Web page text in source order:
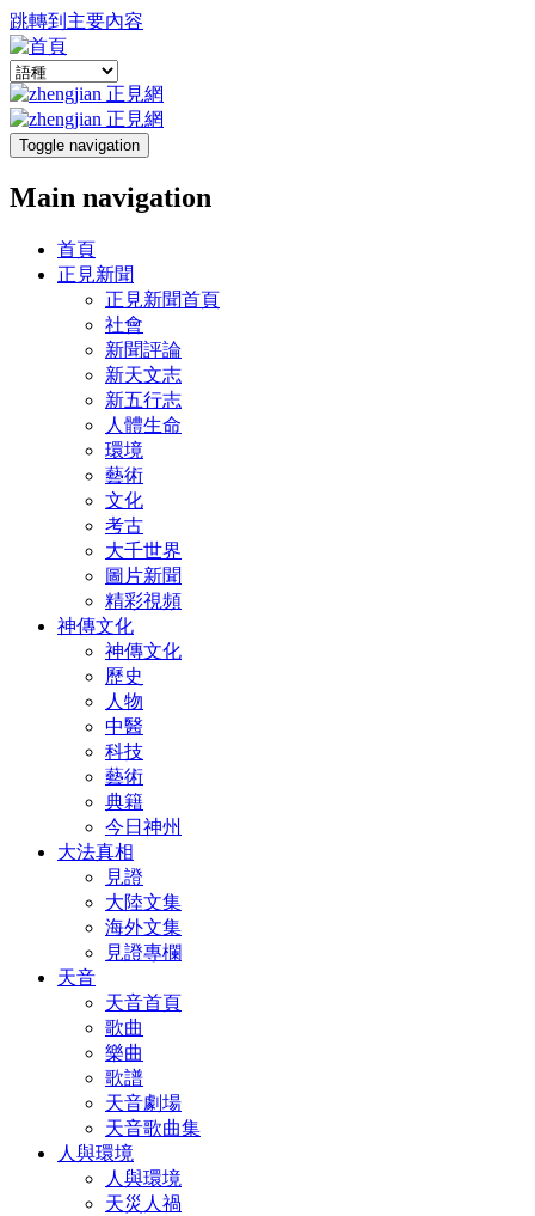
跳轉到主要內容
Toggle navigation
Main navigation
首頁
正見新聞
正見新聞首頁
社會
新聞評論
新天文志
新五行志
人體生命
環境
藝術
文化
考古
大千世界
圖片新聞
精彩視頻
神傳文化
神傳文化
歷史
人物
中醫
科技
藝術
典籍
今日神州
大法真相
見證
大陸文集
海外文集
見證專欄
天音
天音首頁
歌曲
樂曲
歌譜
天音劇場
天音歌曲集
人與環境
人與環境
天災人禍